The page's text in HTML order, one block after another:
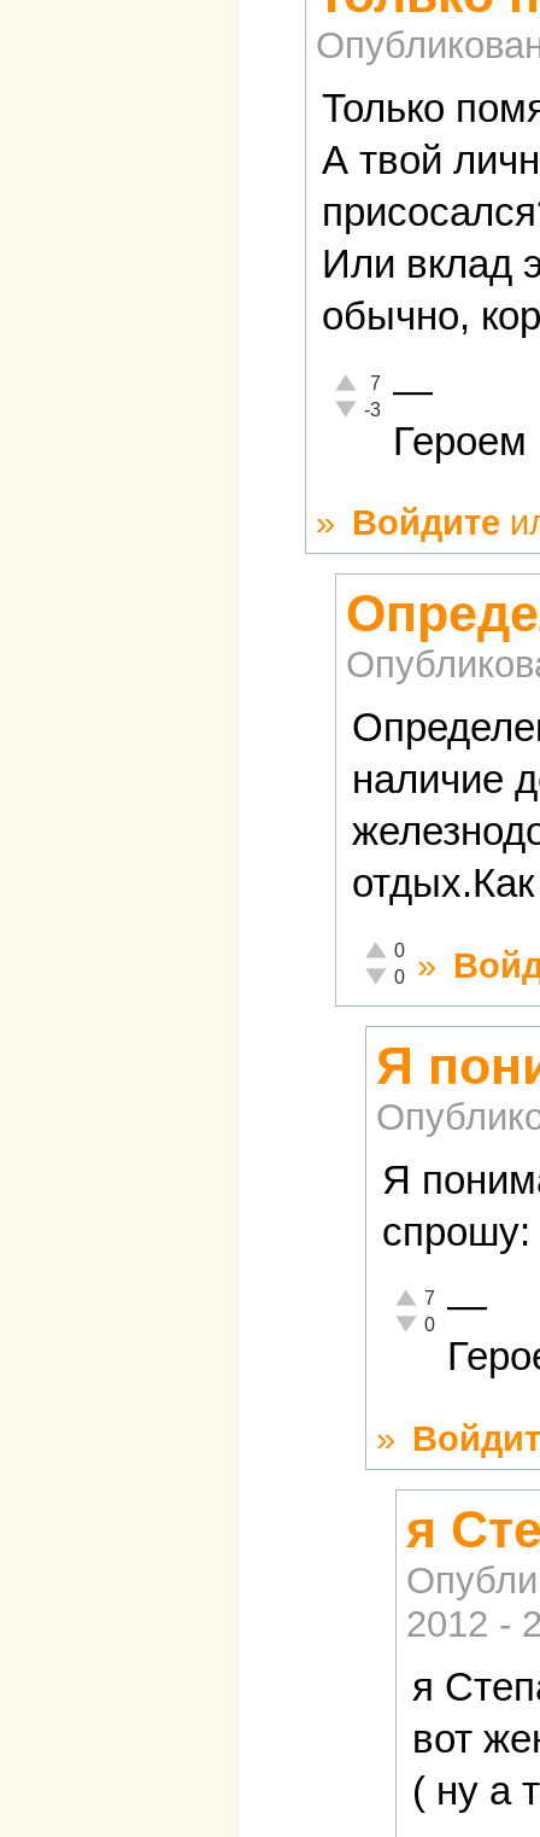
Только
А твой
Или вклад
обычно,
Отлично!
7
Неадекватно!
-3 —
Героем
» Войдите
наличие
Отлично!
0
Неадекватно!
0 »
Я
Я
Отлично!
7
Неадекватно!
0 —
»
я
2012 -
я
вот
( ну а